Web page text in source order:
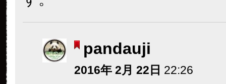
pandauji
2016年 2月 22日 22:26